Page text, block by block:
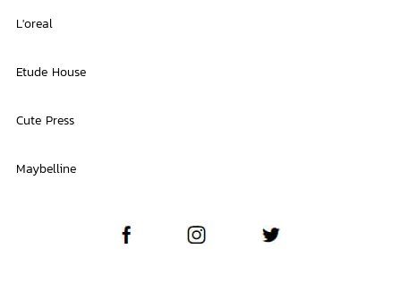
L'oreal
Etude House
Cute Press
Maybelline